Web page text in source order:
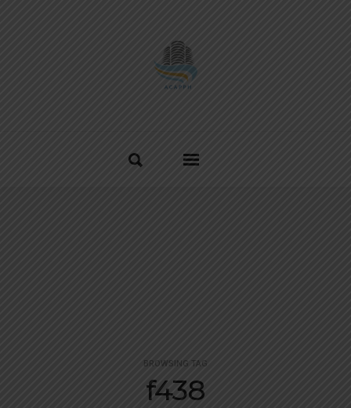
BROWSING TAG
f438